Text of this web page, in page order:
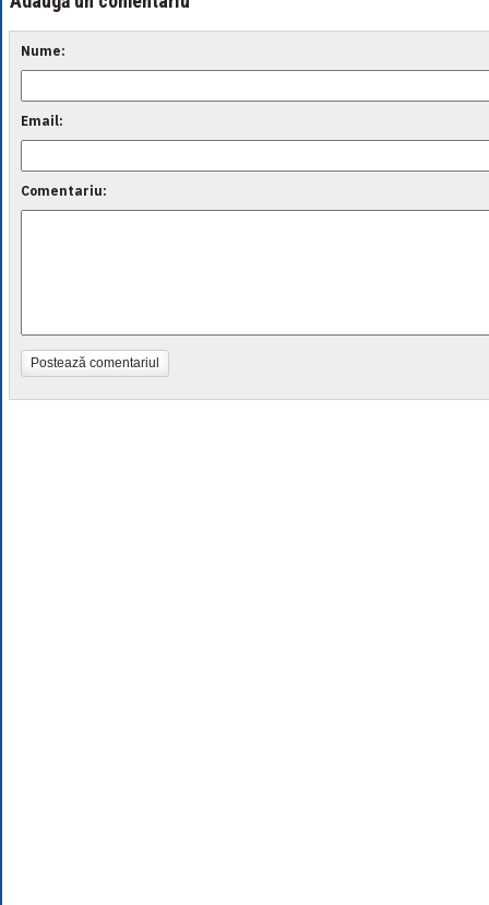
Nume:
Email:
Comentariu:
Postează comentariul